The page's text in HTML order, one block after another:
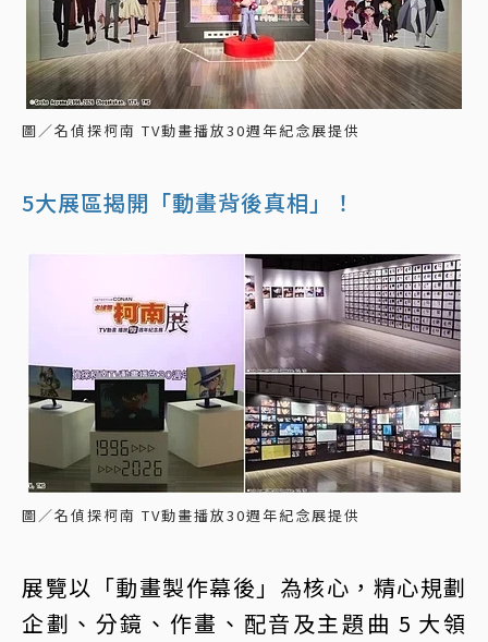
圖／名偵探柯南 TV動畫播放30週年紀念展提供
5大展區揭開「動畫背後真相」！
圖／名偵探柯南 TV動畫播放30週年紀念展提供
展覽以「動畫製作幕後」為核心，精心規劃
企劃、分鏡、作畫、配音及主題曲 5 大領